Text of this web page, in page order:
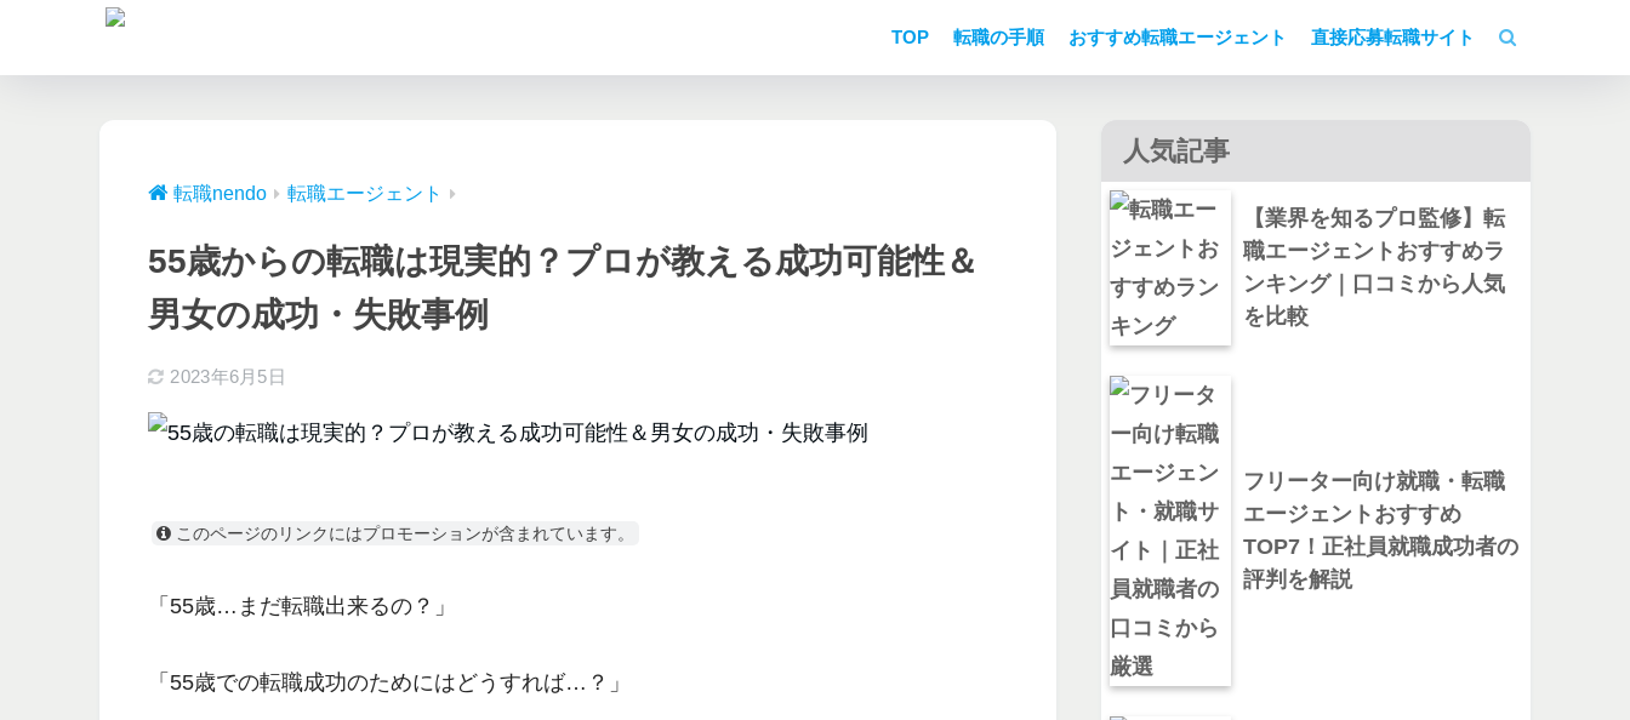
TOP 転職の手順 おすすめ転職エージェント 直接応募転職サイト
転職nendo 転職エージェント
55歳からの転職は現実的？プロが教える成功可能性＆
男女の成功・失敗事例
2023年6月5日
このページのリンクにはプロモーションが含まれています。
「55歳…まだ転職出来るの？」
「55歳での転職成功のためにはどうすれば…？」
人気記事
【業界を知るプロ監修】転
職エージェントおすすめラ
ンキング｜口コミから人気
を比較
フリーター向け就職・転職
エージェントおすすめ
TOP7！正社員就職成功者の
評判を解説